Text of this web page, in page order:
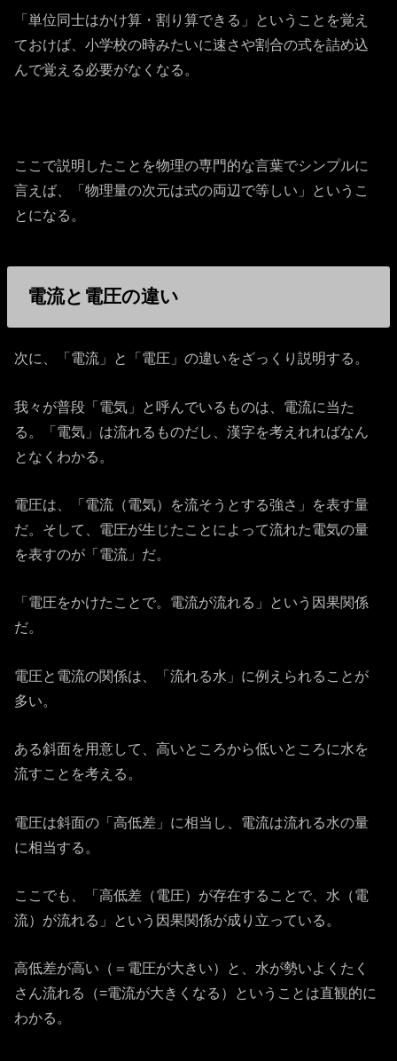
「単位同士はかけ算・割り算できる」ということを覚え
ておけば、小学校の時みたいに速さや割合の式を詰め込
んで覚える必要がなくなる。
ここで説明したことを物理の専門的な言葉でシンプルに
言えば、「物理量の次元は式の両辺で等しい」というこ
とになる。
電流と電圧の違い
次に、「電流」と「電圧」の違いをざっくり説明する。
我々が普段「電気」と呼んでいるものは、電流に当た
る。「電気」は流れるものだし、漢字を考えれればなん
となくわかる。
電圧は、「電流（電気）を流そうとする強さ」を表す量
だ。そして、電圧が生じたことによって流れた電気の量
を表すのが「電流」だ。
「電圧をかけたことで。電流が流れる」という因果関係
だ。
電圧と電流の関係は、「流れる水」に例えられることが
多い。
ある斜面を用意して、高いところから低いところに水を
流すことを考える。
電圧は斜面の「高低差」に相当し、電流は流れる水の量
に相当する。
ここでも、「高低差（電圧）が存在することで、水（電
流）が流れる」という因果関係が成り立っている。
高低差が高い（＝電圧が大きい）と、水が勢いよくたく
さん流れる（=電流が大きくなる）ということは直観的に
わかる。